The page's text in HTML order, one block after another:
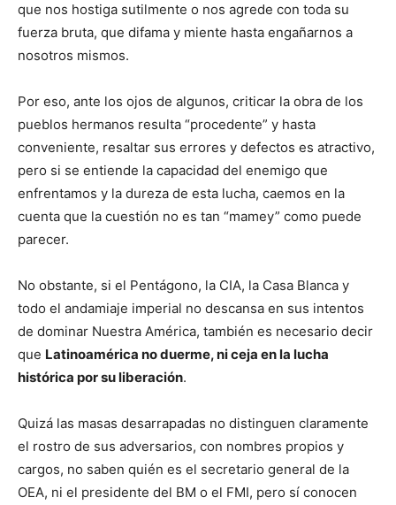
que nos hostiga sutilmente o nos agrede con toda su
fuerza bruta, que difama y miente hasta engañarnos a
nosotros mismos.
Por eso, ante los ojos de algunos, criticar la obra de los
pueblos hermanos resulta “procedente” y hasta
conveniente, resaltar sus errores y defectos es atractivo,
pero si se entiende la capacidad del enemigo que
enfrentamos y la dureza de esta lucha, caemos en la
cuenta que la cuestión no es tan “mamey” como puede
parecer.
No obstante, si el Pentágono, la CIA, la Casa Blanca y
todo el andamiaje imperial no descansa en sus intentos
de dominar Nuestra América, también es necesario decir
que Latinoamérica no duerme, ni ceja en la lucha
histórica por su liberación.
Quizá las masas desarrapadas no distinguen claramente
el rostro de sus adversarios, con nombres propios y
cargos, no saben quién es el secretario general de la
OEA, ni el presidente del BM o el FMI, pero sí conocen